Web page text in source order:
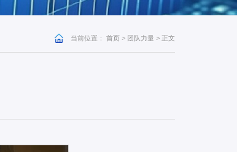
当前位置： 首页 > 团队力量 > 正文